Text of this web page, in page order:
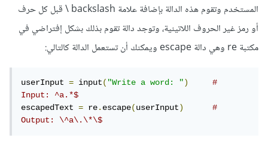
المستخدم وتقوم هذه الدالة بإضافة علامة backslash \ قبل كل حرف
أو رمز غير الحروف اللاتينية، وتوجد دالة تقوم بذلك بشكل إفتراضي في
مكتبة re وهي دالة escape ويمكنك أن تستعمل الدالة كالتالي:
userInput = input("Write a word: ")
#
Input: ^a.*$
escapedText = re.escape(userInput)
#
Output: \^a\.\*\$